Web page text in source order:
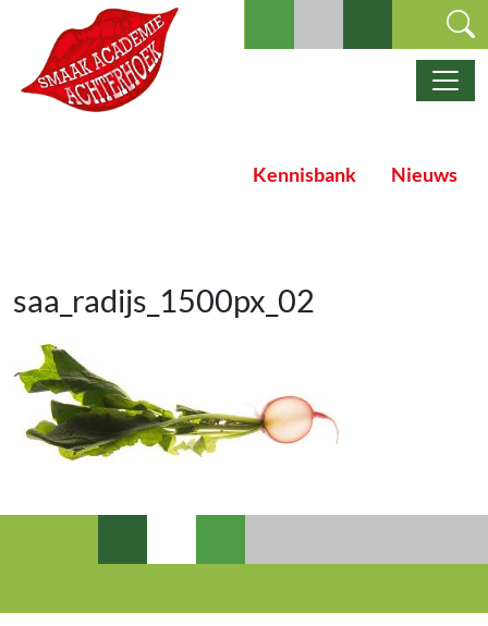
Ga naar de inhoud
Hoofdnavigatie
Kennisbank Nieuws
saa_radijs_1500px_02